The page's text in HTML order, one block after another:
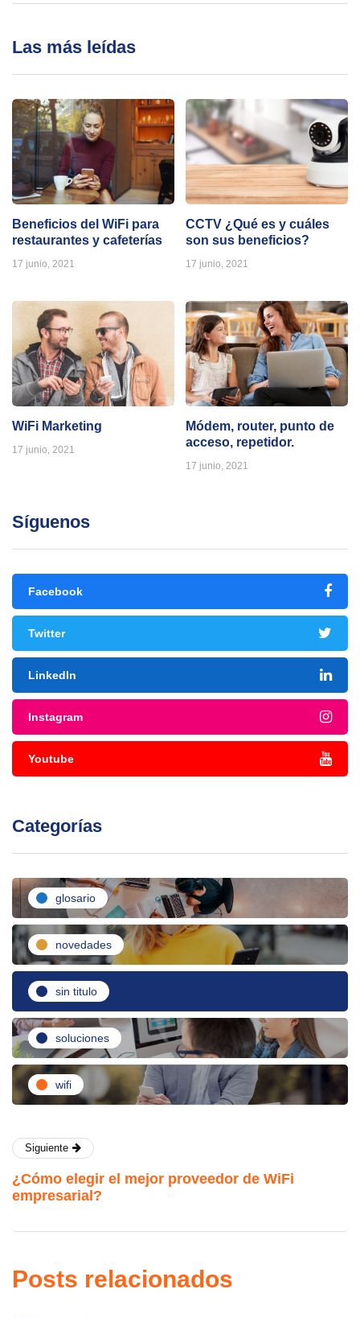
Las más leídas
Beneficios del WiFi para
restaurantes y cafeterías
17 junio, 2021
CCTV ¿Qué es y cuáles
son sus beneficios?
17 junio, 2021
WiFi Marketing
17 junio, 2021
Módem, router, punto de
acceso, repetidor.
17 junio, 2021
Síguenos
Facebook
Twitter
LinkedIn
Instagram
Youtube
Categorías
glosario
novedades
sin titulo
soluciones
wifi
Siguiente
¿Cómo elegir el mejor proveedor de WiFi
empresarial?
Posts relacionados